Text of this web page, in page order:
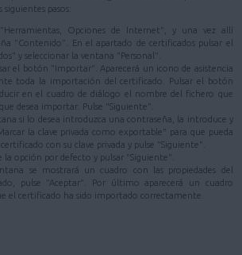
pasos:
Opciones de Internet", y una vez allí
"Contenido". En el apartado de certificados pulsar el
y seleccionar la ventana "Personal".
el botón "Importar". Aparecerá un icono de asistencia
toda la importación del certificado. Pulsar el botón
en el cuadro de diálogo el nombre del fichero que
desea importar. Pulse "Siguiente".
si lo desea introduzca una contraseña, la introduce y
la clave privada como exportable" para que pueda
con su clave privada y pulse "Siguiente".
la opción por defecto y pulsar "Siguiente".
se mostrará un cuadro con las propiedades del
pulse "Aceptar". Por último aparecerá un cuadro
el certificado ha sido importado correctamente.